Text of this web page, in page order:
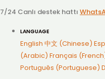
7/24 Canlı destek hattı
LANGUAGE
English 中文 (Chinese)
(Arabic) Français
Português (Portuguese)